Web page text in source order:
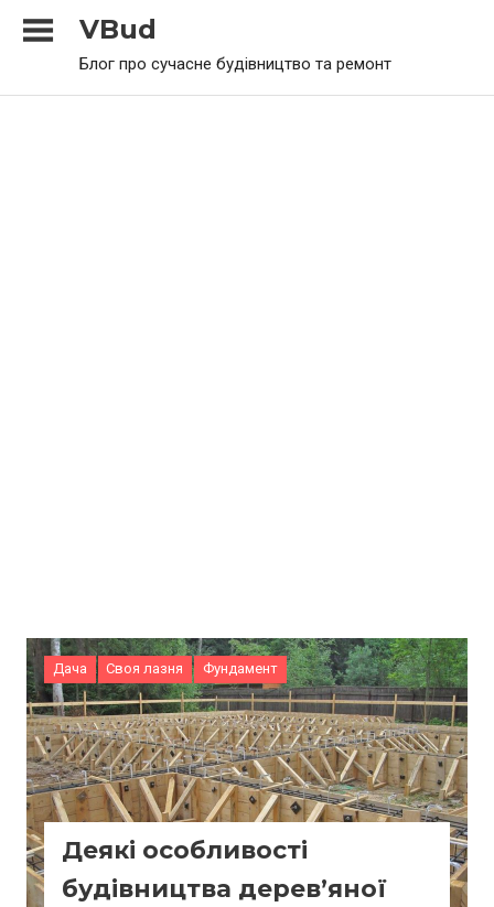
VBud
Блог про сучасне будівництво та ремонт
Дача Своя лазня Фундамент
Деякі особливості
будівництва дерев’яної